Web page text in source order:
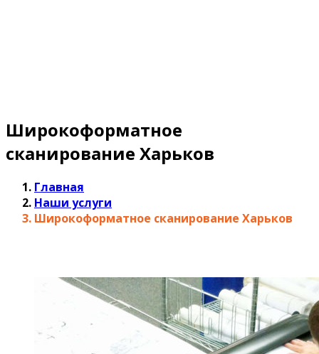
Широкоформатное
сканирование Харьков
Главная
Наши услуги
Широкоформатное сканирование Харьков